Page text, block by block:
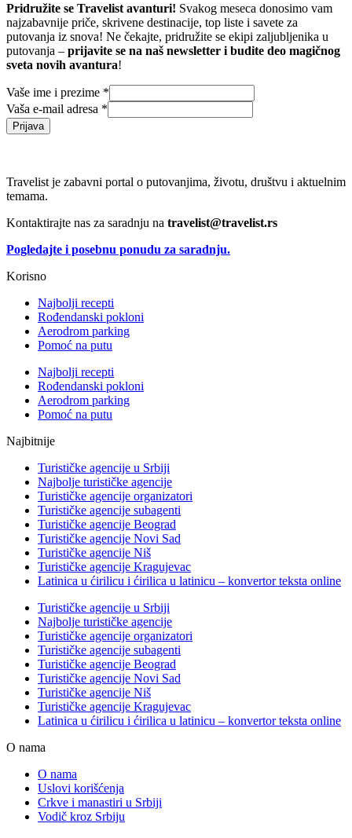
Pridružite se Travelist avanturi! Svakog meseca donosimo vam
najzabavnije priče, skrivene destinacije, top liste i savete za
putovanja iz snova! Ne čekajte, pridružite se ekipi zaljubljenika u
putovanja – prijavite se na naš newsletter i budite deo magičnog
sveta novih avantura!
Vaše ime i prezime *
Vaša e-mail adresa *
Prijava
Travelist je zabavni portal o putovanjima, životu, društvu i aktuelnim
temama.
Kontaktirajte nas za saradnju na travelist@travelist.rs
Pogledajte i posebnu ponudu za saradnju.
Korisno
Najbolji recepti
Rođendanski pokloni
Aerodrom parking
Pomoć na putu
Najbolji recepti
Rođendanski pokloni
Aerodrom parking
Pomoć na putu
Najbitnije
Turističke agencije u Srbiji
Najbolje turističke agencije
Turističke agencije organizatori
Turističke agencije subagenti
Turističke agencije Beograd
Turističke agencije Novi Sad
Turističke agencije Niš
Turističke agencije Kragujevac
Latinica u ćirilicu i ćirilica u latinicu – konvertor teksta online
Turističke agencije u Srbiji
Najbolje turističke agencije
Turističke agencije organizatori
Turističke agencije subagenti
Turističke agencije Beograd
Turističke agencije Novi Sad
Turističke agencije Niš
Turističke agencije Kragujevac
Latinica u ćirilicu i ćirilica u latinicu – konvertor teksta online
O nama
O nama
Uslovi korišćenja
Crkve i manastiri u Srbiji
Vodič kroz Srbiju